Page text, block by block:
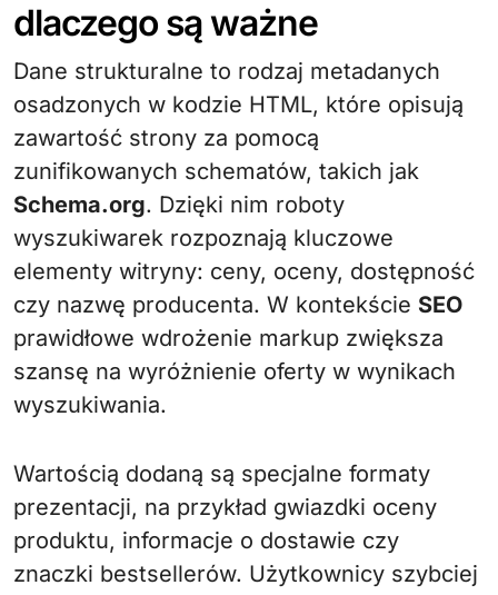
dlaczego są ważne
Dane strukturalne to rodzaj metadanych
osadzonych w kodzie HTML, które opisują
zawartość strony za pomocą
zunifikowanych schematów, takich jak
Schema.org. Dzięki nim roboty
wyszukiwarek rozpoznają kluczowe
elementy witryny: ceny, oceny, dostępność
czy nazwę producenta. W kontekście SEO
prawidłowe wdrożenie markup zwiększa
szansę na wyróżnienie oferty w wynikach
wyszukiwania.
Wartością dodaną są specjalne formaty
prezentacji, na przykład gwiazdki oceny
produktu, informacje o dostawie czy
znaczki bestsellerów. Użytkownicy szybciej